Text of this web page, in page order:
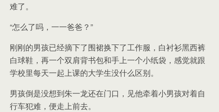
难了。
“怎么了吗，一一爸爸？”
刚刚的男孩已经摘下了围裙换下了工作服，白衬衫黑西裤
白球鞋，再一个双肩背书包和手上一个小纸袋，感觉就跟
学校里每天一起上课的大学生没什么区别。
男孩倒是没想到朱一龙还在门口，见他牵着小男孩对着自
行车犯难，便走上前去。